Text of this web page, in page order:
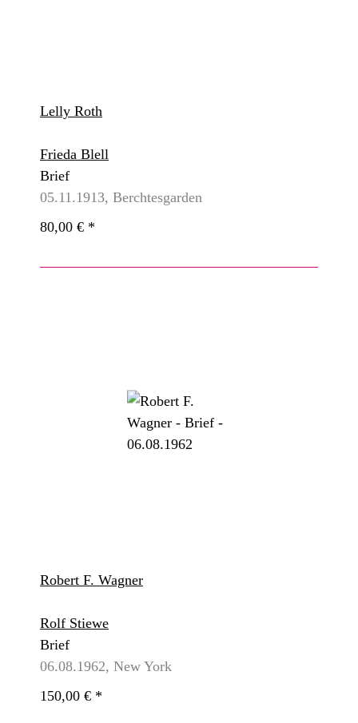
Lelly Roth
Frieda Blell
Brief
05.11.1913, Berchtesgarden
80,00 € *
Robert F. Wagner
Rolf Stiewe
Brief
06.08.1962, New York
150,00 € *